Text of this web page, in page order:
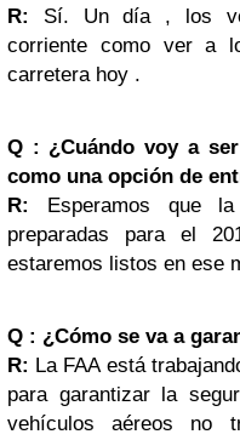
R:
Sí. Un día , los
corriente como ver a
carretera hoy .
Q : ¿Cuándo voy a
como una opción de
R:
Esperamos que
preparadas para el
estaremos listos en ese
Q : ¿Cómo se va a
R: La FAA está
para garantizar la
vehículos aéreos no